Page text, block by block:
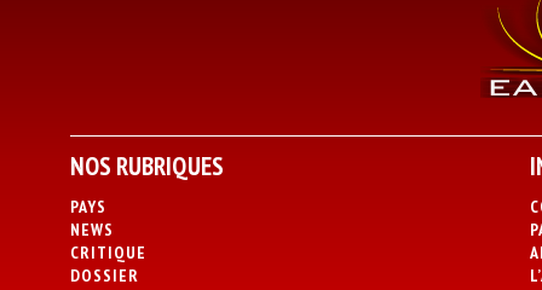
NOS RUBRIQUES
PAYS
NEWS
CRITIQUE
DOSSIER